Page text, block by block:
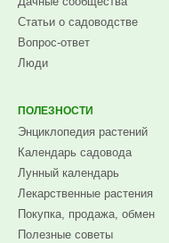
Статьи о садоводстве
Вопрос-ответ
Люди
ПОЛЕЗНОСТИ
Энциклопедия растений
Календарь садовода
Лунный календарь
Лекарственные растения
Покупка, продажа, обмен
Полезные советы